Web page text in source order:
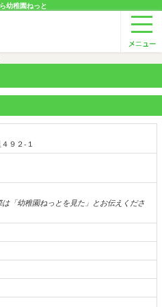
幼稚園ねっと
９２-１
「幼稚園ねっとを見た」とお伝えくださ